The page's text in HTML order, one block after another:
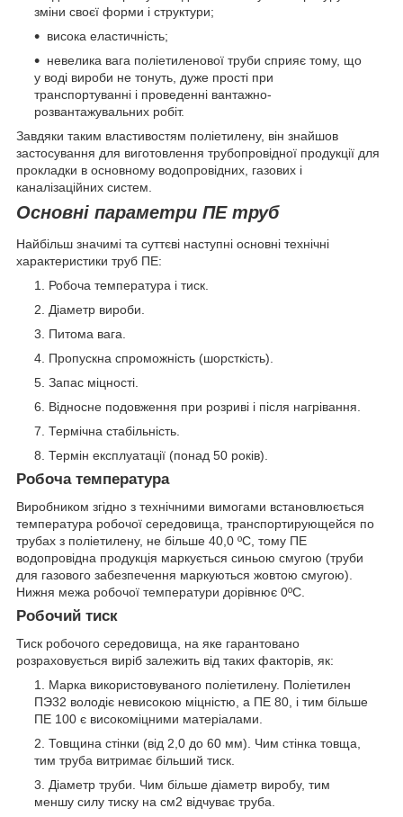
зміни своєї форми і структури;
висока еластичність;
невелика вага поліетиленової труби сприяє тому, що
у воді вироби не тонуть, дуже прості при
транспортуванні і проведенні вантажно-
розвантажувальних робіт.
Завдяки таким властивостям поліетилену, він знайшов
застосування для виготовлення трубопровідної продукції для
прокладки в основному водопровідних, газових і
каналізаційних систем.
Основні параметри ПЕ труб
Найбільш значимі та суттєві наступні основні технічні
характеристики труб ПЕ:
Робоча температура і тиск.
Діаметр вироби.
Питома вага.
Пропускна спроможність (шорсткість).
Запас міцності.
Відносне подовження при розриві і після нагрівання.
Термічна стабільність.
Термін експлуатації (понад 50 років).
Робоча температура
Виробником згідно з технічними вимогами встановлюється
температура робочої середовища, транспортирующейся по
трубах з поліетилену, не більше 40,0 ºС, тому ПЕ
водопровідна продукція маркується синьою смугою (труби
для газового забезпечення маркуються жовтою смугою).
Нижня межа робочої температури дорівнює 0ºС.
Робочий тиск
Тиск робочого середовища, на яке гарантовано
розраховується виріб залежить від таких факторів, як:
Марка використовуваного поліетилену. Поліетилен
ПЭ32 володіє невисокою міцністю, а ПЕ 80, і тим більше
ПЕ 100 є високоміцними матеріалами.
Товщина стінки (від 2,0 до 60 мм). Чим стінка товща,
тим труба витримає більший тиск.
Діаметр труби. Чим більше діаметр виробу, тим
меншу силу тиску на см2 відчуває труба.